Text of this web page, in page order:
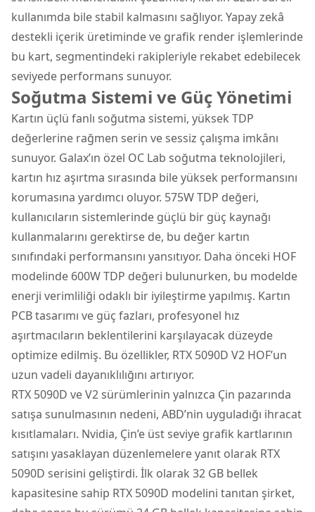
kullanımda bile stabil kalmasını sağlıyor. Yapay zekâ
destekli içerik üretiminde ve grafik render işlemlerinde
bu kart, segmentindeki rakipleriyle rekabet edebilecek
seviyede performans sunuyor.
Soğutma Sistemi ve Güç Yönetimi
Kartın üçlü fanlı soğutma sistemi, yüksek TDP
değerlerine rağmen serin ve sessiz çalışma imkânı
sunuyor. Galax’ın özel OC Lab soğutma teknolojileri,
kartın hız aşırtma sırasında bile yüksek performansını
korumasına yardımcı oluyor. 575W TDP değeri,
kullanıcıların sistemlerinde güçlü bir güç kaynağı
kullanmalarını gerektirse de, bu değer kartın
sınıfındaki performansını yansıtıyor. Daha önceki HOF
modelinde 600W TDP değeri bulunurken, bu modelde
enerji verimliliği odaklı bir iyileştirme yapılmış. Kartın
PCB tasarımı ve güç fazları, profesyonel hız
aşırtmacıların beklentilerini karşılayacak düzeyde
optimize edilmiş. Bu özellikler, RTX 5090D V2 HOF’un
uzun vadeli dayanıklılığını artırıyor.
RTX 5090D ve V2 sürümlerinin yalnızca Çin pazarında
satışa sunulmasının nedeni, ABD’nin uyguladığı ihracat
kısıtlamaları. Nvidia, Çin’e üst seviye grafik kartlarının
satışını yasaklayan düzenlemelere yanıt olarak RTX
5090D serisini geliştirdi. İlk olarak 32 GB bellek
kapasitesine sahip RTX 5090D modelini tanıtan şirket,